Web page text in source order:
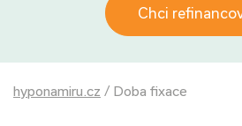
Přihlásit Chci
hyponamiru.cz / Doba fixace